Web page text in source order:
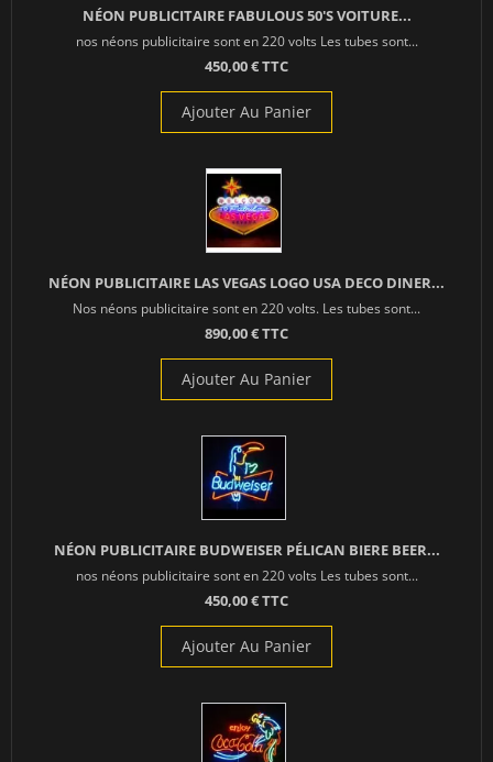
NÉON PUBLICITAIRE FABULOUS 50'S VOITURE...
nos néons publicitaire sont en 220 volts Les tubes sont...
450,00 € TTC
Ajouter Au Panier
NÉON PUBLICITAIRE LAS VEGAS LOGO USA DECO DINER...
Nos néons publicitaire sont en 220 volts. Les tubes sont...
890,00 € TTC
Ajouter Au Panier
NÉON PUBLICITAIRE BUDWEISER PÉLICAN BIERE BEER...
nos néons publicitaire sont en 220 volts Les tubes sont...
450,00 € TTC
Ajouter Au Panier